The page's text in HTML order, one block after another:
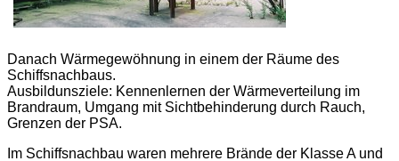
Danach Wärmegewöhnung in einem der Räume des
Schiffsnachbaus.
Ausbildunsziele: Kennenlernen der Wärmeverteilung im
Brandraum, Umgang mit Sichtbehinderung durch Rauch,
Grenzen der PSA.
Im Schiffsnachbau waren mehrere Brände der Klasse A und